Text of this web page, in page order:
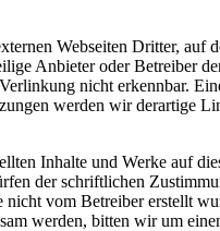
Webseiten Dritter, auf
Anbieter oder Betreiber
nicht erkennbar.
werden wir derartige
Inhalte und Werke auf
der schriftlichen
nicht vom Betreiber erstellt
werden, bitten wir um